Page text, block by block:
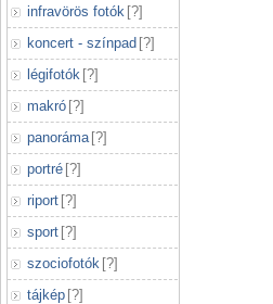
infravörös fotók [?]
koncert - színpad [?]
légifotók [?]
makró [?]
panoráma [?]
portré [?]
riport [?]
sport [?]
szociofotók [?]
tájkép [?]